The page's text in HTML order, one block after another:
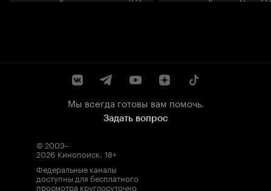
Мы всегда готовы вам помочь.
Задать вопрос
© 2003–
2026 Кинопоиск. 18+
Федеральные каналы
доступны для бесплатного
просмотра круглосуточно